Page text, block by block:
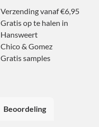
Verzending vanaf €6,95
Gratis op te halen in
Hansweert
Chico & Gomez
Gratis samples
Beoordeling